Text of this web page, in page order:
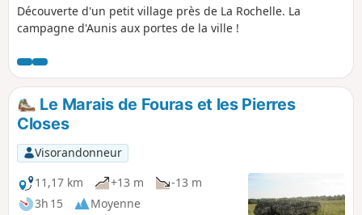
Découverte d'un petit village près de La Rochelle. La
campagne d'Aunis aux portes de la ville !
Le Marais de Fouras et les Pierres
Closes
Visorandonneur
11,17 km
+13 m
-13 m
3h 15
Moyenne